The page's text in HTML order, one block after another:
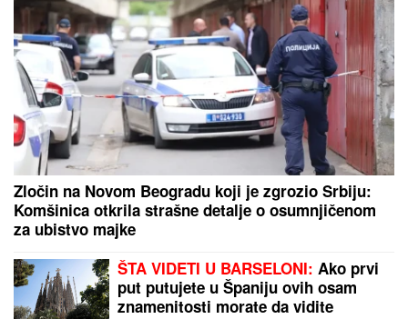
Zločin na Novom Beogradu koji je zgrozio Srbiju:
Komšinica otkrila strašne detalje o osumnjičenom
za ubistvo majke
ŠTA VIDETI U BARSELONI: Ako prvi
put putujete u Španiju ovih osam
znamenitosti morate da vidite